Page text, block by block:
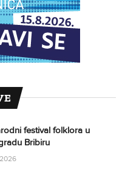
festival folklora u
Bribiru